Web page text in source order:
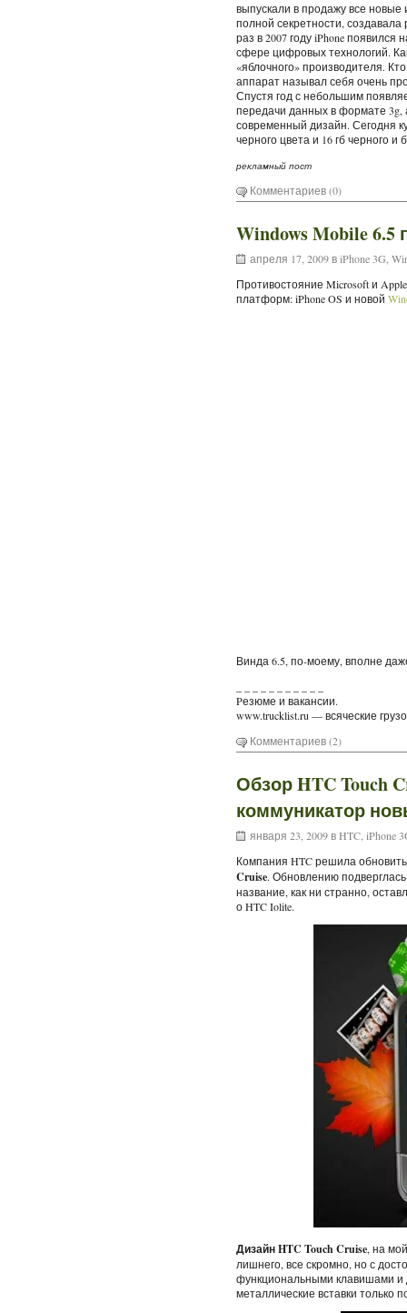
выпускали в продажу все новые
полной секретности,
раз в 2007 годуiPhoneпоявился
сфере цифровых технологий.
«яблочного» производителя.
аппарат называл себя очень
Спустя год с небольшим
передачи данных в формате 3g,
современный дизайн. Сегодня
черного цвета и 16 гб черного и
рекламный пост
Комментариев (0)
Windows Mobile
апреля 17, 2009 вiPhone 3G
Противостояние Microsoft и
платформ: iPhone OS и новой
Винда 6.5, по-моему, вполне
Pезюме и вакансии.
www.trucklist.ru — всяческие
Комментариев (2)
Обзор HTC Touch
коммуникатор
января 23, 2009 вHTC iPhone
Компания HTC решила
Cruise. Обновлению
название, как ни странно,
о HTC Iolite.
Дизайн HTC Touch Cruise, на
лишнего, все скромно, но с
функциональными клавишами и
металлические вставки только